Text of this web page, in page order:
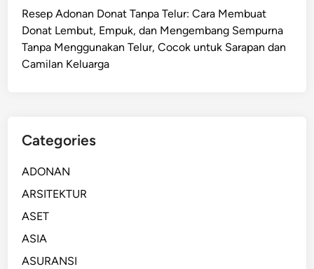
Resep Adonan Donat Tanpa Telur: Cara Membuat
Donat Lembut, Empuk, dan Mengembang Sempurna
Tanpa Menggunakan Telur, Cocok untuk Sarapan dan
Camilan Keluarga
Categories
ADONAN
ARSITEKTUR
ASET
ASIA
ASURANSI